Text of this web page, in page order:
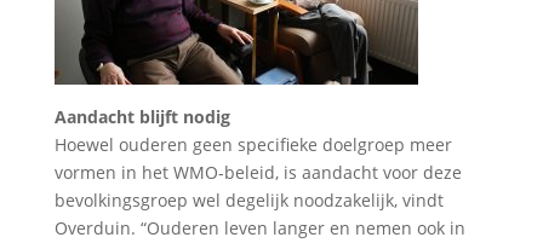
Aandacht blijft nodig
Hoewel ouderen geen specifieke doelgroep meer
vormen in het WMO-beleid, is aandacht voor deze
bevolkingsgroep wel degelijk noodzakelijk, vindt
Overduin. “Ouderen leven langer en nemen ook in